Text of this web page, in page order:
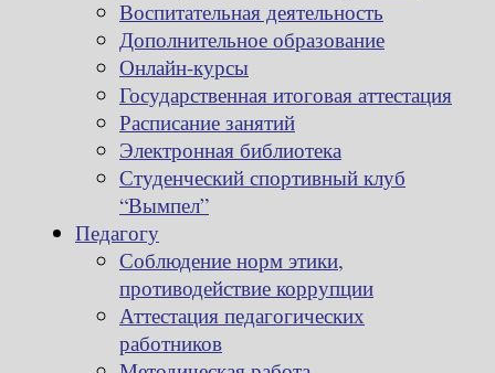
Воспитательная деятельность
Дополнительное образование
Онлайн-курсы
Государственная итоговая аттестация
Расписание занятий
Электронная библиотека
Студенческий спортивный клуб
“Вымпел”
Педагогу
Соблюдение норм этики,
противодействие коррупции
Аттестация педагогических
работников